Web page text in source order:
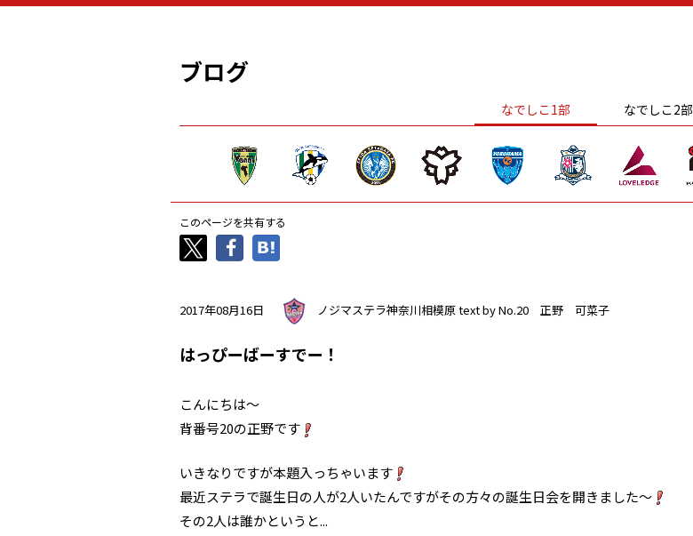
- - - - -
ブログ
なでしこ1部 なでしこ2部
このページを共有する
2017年08月16日 ノジマステラ神奈川相模原text by No.20 正野 可菜子
はっぴーばーすでー！
こんにちは～
背番号20の正野です
いきなりですが本題入っちゃいます
最近ステラで誕生日の人が2人いたんですがその方々の誕生日会を開きました～
その2人は誰かというと...